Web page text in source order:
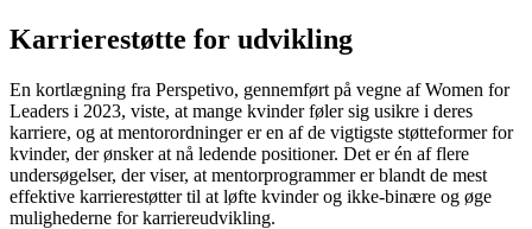
Karrierestøtte for udvikling
En kortlægning fra Perspetivo, gennemført på vegne af Women for
Leaders i 2023, viste, at mange kvinder føler sig usikre i deres
karriere, og at mentorordninger er en af de vigtigste støtteformer for
kvinder, der ønsker at nå ledende positioner. Det er én af flere
undersøgelser, der viser, at mentorprogrammer er blandt de mest
effektive karrierestøtter til at løfte kvinder og ikke-binære og øge
mulighederne for karriereudvikling.